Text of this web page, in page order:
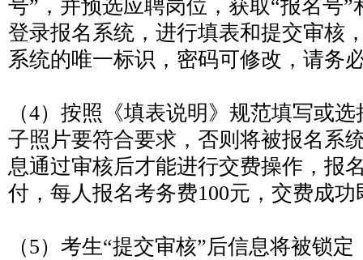
号”，并预选应聘岗位，获取“报名号”
登录报名系统，进行填表和提交审核
系统的唯一标识，密码可修改，请务
（4）按照《填表说明》规范填写或
子照片要符合要求，否则将被报名系
息通过审核后才能进行交费操作，报
付，每人报名考务费100元，交费成
（5）考生“提交审核”后信息将被锁